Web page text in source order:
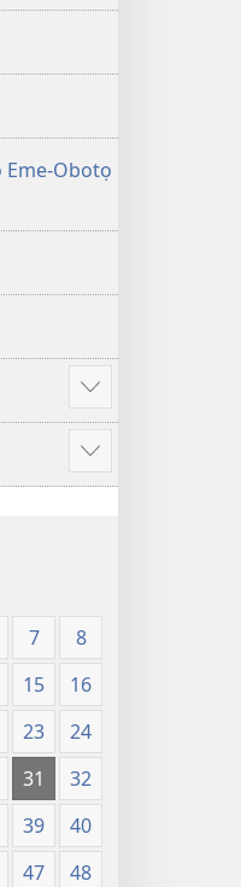
Eme-Obotọ
Show
more
Show
more
7
8
15
16
23
24
31
32
39
40
47
48